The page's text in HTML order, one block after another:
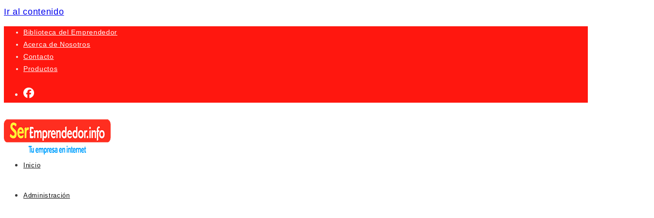
Ir al contenido
Biblioteca del Emprendedor
Acerca de Nosotros
Contacto
Productos
Inicio
Administración